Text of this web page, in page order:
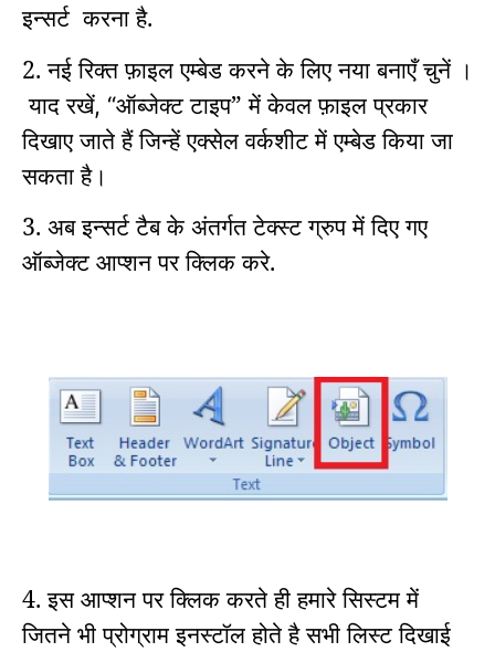
इन्सर्ट करना है.
2. नई रिक्त फ़ाइल एम्बेड करने के लिए नया बनाएँ चुनें ।
याद रखें, “ऑब्जेक्ट टाइप” में केवल फ़ाइल प्रकार
दिखाए जाते हैं जिन्हें एक्सेल वर्कशीट में एम्बेड किया जा
सकता है।
3. अब इन्सर्ट टैब के अंतर्गत टेक्स्ट ग्रुप में दिए गए
ऑब्जेक्ट आप्शन पर क्लिक करे.
4. इस आप्शन पर क्लिक करते ही हमारे सिस्टम में
जितने भी प्रोग्राम इनस्टॉल होते है सभी लिस्ट दिखाई